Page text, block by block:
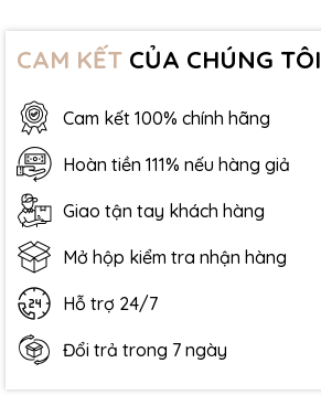
CAM KẾT CỦA CHÚNG TÔI
Cam kết 100% chính hãng
Hoàn tiền 111% nếu hàng giả
Giao tận tay khách hàng
Mở hộp kiểm tra nhận hàng
Hỗ trợ 24/7
Đổi trả trong 7 ngày